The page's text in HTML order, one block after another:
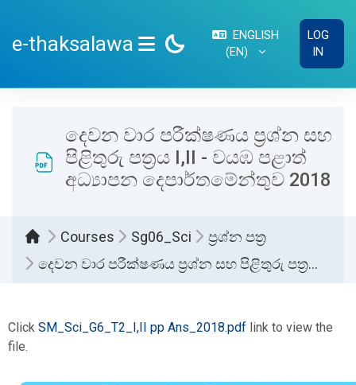
e-thaksalawa
ENGLISH
‎(EN)‎
LOG
IN
දෙවන වාර පරීක්ෂණය ප්‍රශ්න සහ
පිළිතුරු පත්‍රය I,II - වයඹ පළාත්
අධ්‍යාපන දෙපාර්තමේන්තුව 2018
Courses Sg06_Sci
ප්‍රශ්න පත්‍ර
දෙවන වාර පරීක්ෂණය ප්‍රශ්න සහ පිළිතුරු පත්‍රය I,II - වයඹ පළාත් අධ්‍යාපන දෙපාර්තමේන්තුව 2018
Click SM_Sci_G6_T2_I,II pp Ans_2018.pdf link to view the
file.